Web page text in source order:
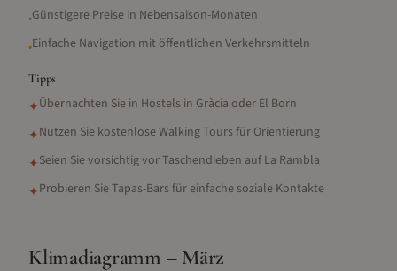
•Günstigere Preise in Nebensaison-Monaten
•Einfache Navigation mit öffentlichen Verkehrsmitteln
Tipps
✦Übernachten Sie in Hostels in Gràcia oder El Born
✦Nutzen Sie kostenlose Walking Tours für Orientierung
✦Seien Sie vorsichtig vor Taschendieben auf La Rambla
✦Probieren Sie Tapas-Bars für einfache soziale Kontakte
Klimadiagramm – März